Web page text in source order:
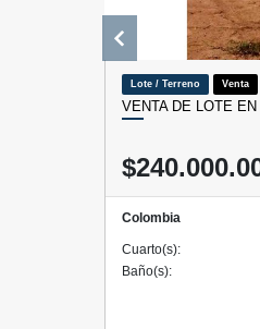
Lote / Terreno Venta
VENTA DE LOTE
Colombia
Cuarto(s):
Baño(s):